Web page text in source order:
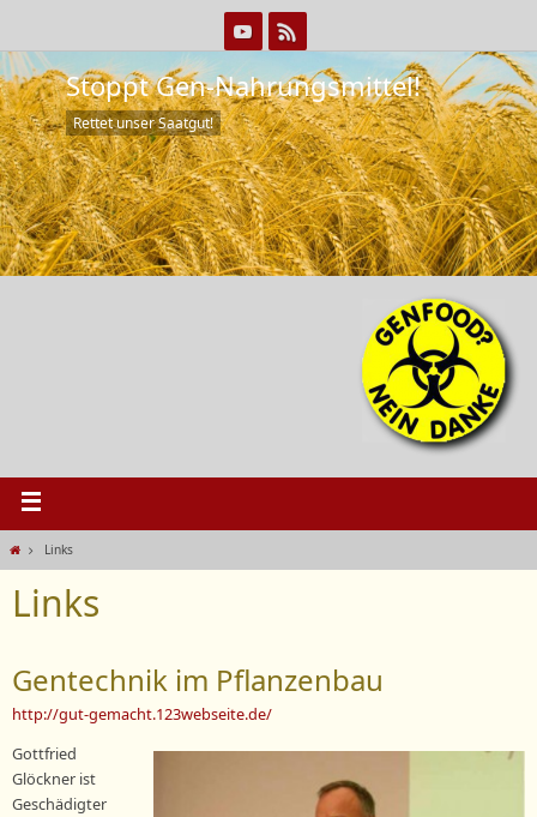
Stoppt Gen-Nahrungsmittel!
Rettet unser Saatgut!
Links
Links
Gentechnik im Pflanzenbau
http://gut-gemacht.123webseite.de/
Gottfried
Glöckner ist
Geschädigter